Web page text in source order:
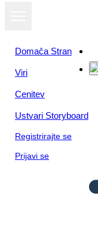
Domača Stran
Viri
Cenitev
Ustvari Storyboard
Registrirajte se
Prijavi se
Oglejte si kot
diaprojekcijo